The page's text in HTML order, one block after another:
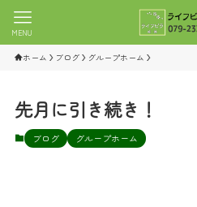
MENU
ホーム ブログ グループホーム
先月に引き続き！
ブログ グループホーム